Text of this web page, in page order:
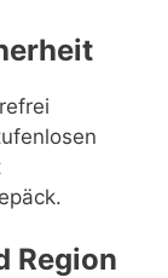
Region